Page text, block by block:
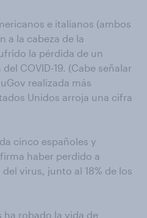
e italianos (ambos
a la cabeza de la
la pérdida de un
COVID-19. (Cabe señalar
realizada más
Unidos arroja una cifra
cinco españoles y
haber perdido a
virus, junto al 18% de los
ha robado la vida de